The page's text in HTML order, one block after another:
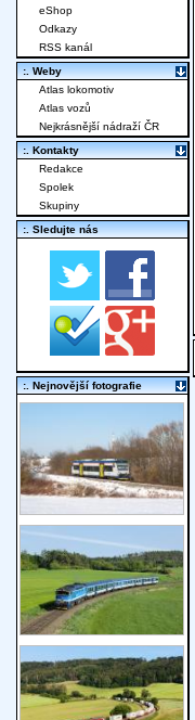
eShop
Odkazy
RSS kanál
:. Weby
Atlas lokomotiv
Atlas vozů
Nejkrásnější nádraží ČR
:. Kontakty
Redakce
Spolek
Skupiny
:. Sledujte nás
:. Nejnovější fotografie